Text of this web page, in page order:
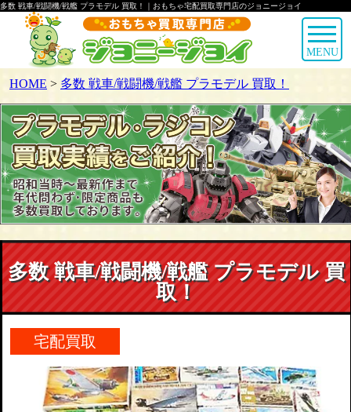
多数 戦車/戦闘機/戦艦 プラモデル 買取！｜おもちゃ宅配買取専門店のジョニージョイ
MENU
HOME > 多数 戦車/戦闘機/戦艦 プラモデル 買取！
多数 戦車/戦闘機/戦艦 プラモデル 買
取！
宅配買取